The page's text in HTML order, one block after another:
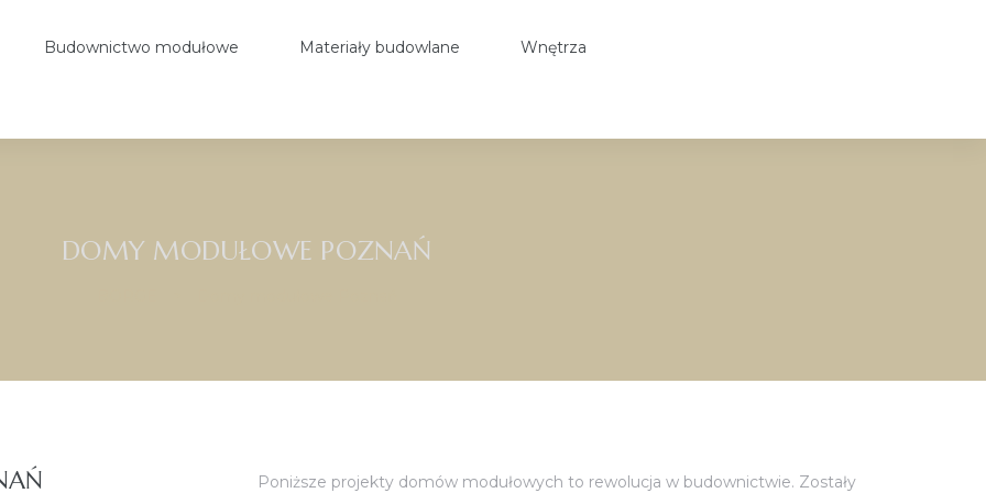
Budownictwo modułowe Materiały budowlane Wnętrza
DOMY MODUŁOWE POZNAŃ
Poniższe projekty domów modułowych to rewolucja w budownictwie. Zostały